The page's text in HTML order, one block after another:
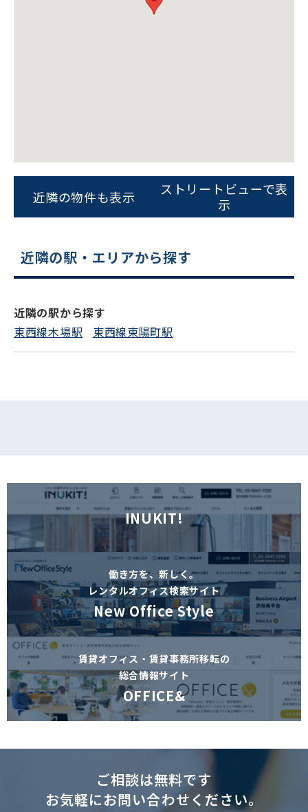
フォームでお問い合わせ
近隣の物件も表示
ストリートビューで表
示
近隣の駅・エリアから探す
近隣の駅から探す
東西線木場駅
東西線東陽町駅
INUKIT!
働き方を、新しく。
レンタルオフィス検索サイト
New Office Style
賃貸オフィス・賃貸事務所移転の
総合情報サイト
OFFICE&
ご相談は無料です
お気軽にお問い合わせください。